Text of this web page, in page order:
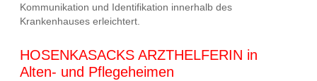
Kommunikation und Identifikation innerhalb des
Krankenhauses erleichtert.
HOSENKASACKS ARZTHELFERIN in
Alten- und Pflegeheimen